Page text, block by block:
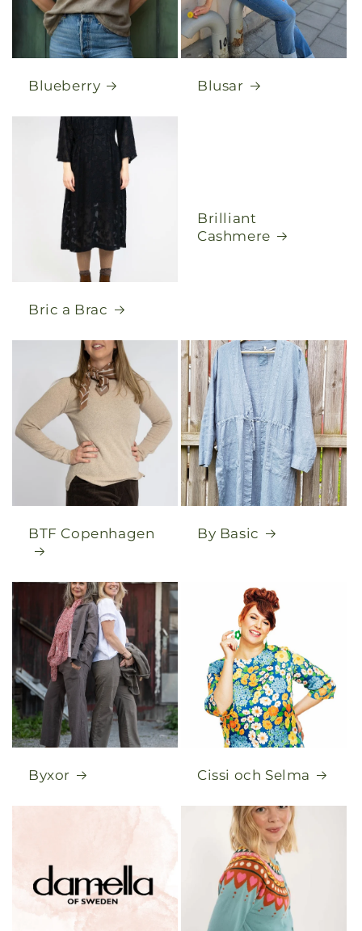
Blueberry Blusar
Bric a Brac
Brilliant
Cashmere
BTF Copenhagen By Basic
Byxor Cissi och Selma